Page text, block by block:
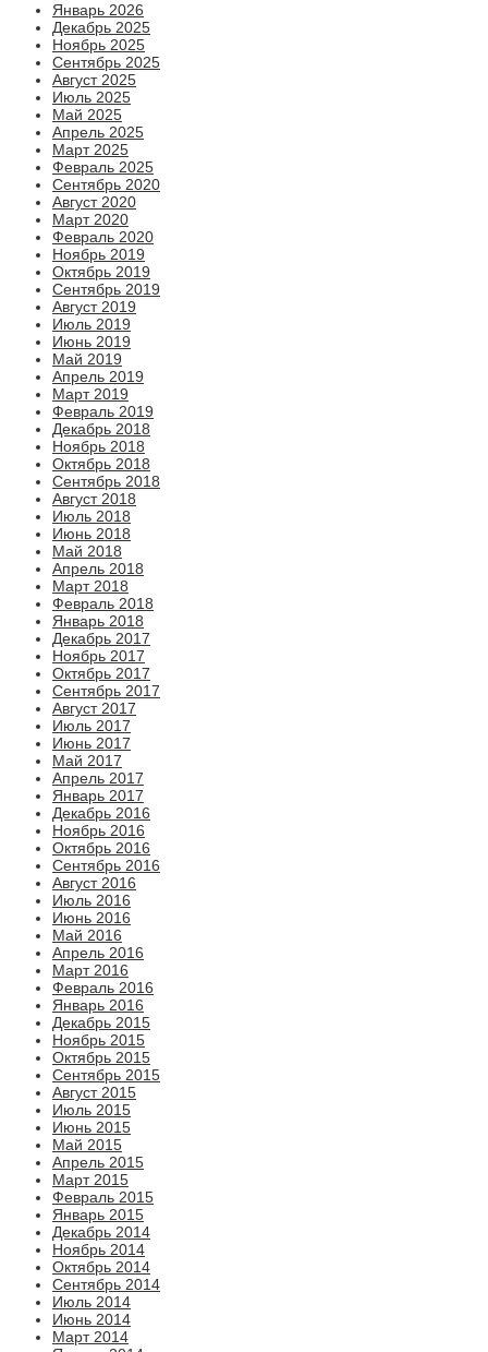
Январь 2026
Декабрь 2025
Ноябрь 2025
Сентябрь 2025
Август 2025
Июль 2025
Май 2025
Апрель 2025
Март 2025
Февраль 2025
Сентябрь 2020
Август 2020
Март 2020
Февраль 2020
Ноябрь 2019
Октябрь 2019
Сентябрь 2019
Август 2019
Июль 2019
Июнь 2019
Май 2019
Апрель 2019
Март 2019
Февраль 2019
Декабрь 2018
Ноябрь 2018
Октябрь 2018
Сентябрь 2018
Август 2018
Июль 2018
Июнь 2018
Май 2018
Апрель 2018
Март 2018
Февраль 2018
Январь 2018
Декабрь 2017
Ноябрь 2017
Октябрь 2017
Сентябрь 2017
Август 2017
Июль 2017
Июнь 2017
Май 2017
Апрель 2017
Январь 2017
Декабрь 2016
Ноябрь 2016
Октябрь 2016
Сентябрь 2016
Август 2016
Июль 2016
Июнь 2016
Май 2016
Апрель 2016
Март 2016
Февраль 2016
Январь 2016
Декабрь 2015
Ноябрь 2015
Октябрь 2015
Сентябрь 2015
Август 2015
Июль 2015
Июнь 2015
Май 2015
Апрель 2015
Март 2015
Февраль 2015
Январь 2015
Декабрь 2014
Ноябрь 2014
Октябрь 2014
Сентябрь 2014
Июль 2014
Июнь 2014
Март 2014